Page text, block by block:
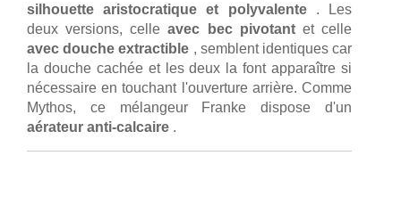
silhouette aristocratique et polyvalente. Les
deux versions, celleavec bec pivotantet celle
avec douche extractible , semblent identiques car
la douche cachée et les deux la font apparaître si
nécessaire en touchant l'ouverture arrière. Comme
Mythos, ce mélangeur Franke dispose d'un
aérateur anti-calcaire .